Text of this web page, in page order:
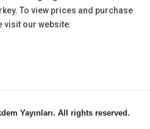
To view prices and purchase
visit our website:
Yayınları. All rights reserved.